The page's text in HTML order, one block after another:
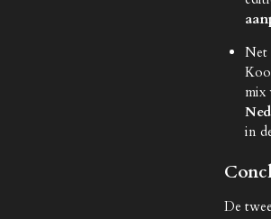
Net
mix
in
De